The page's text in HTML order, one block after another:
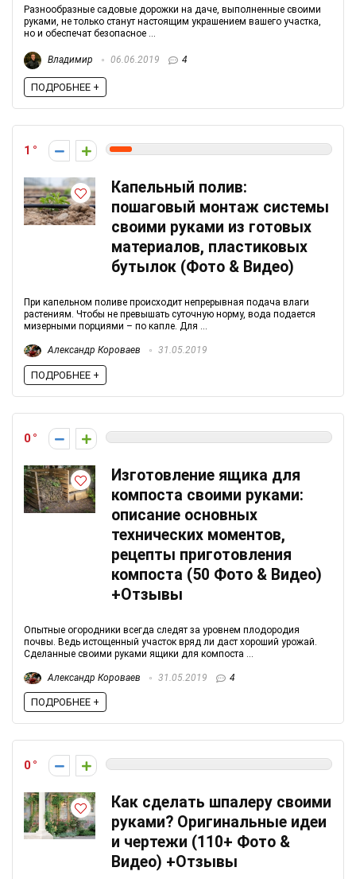
Разнообразные садовые дорожки на даче, выполненные своими
руками, не только станут настоящим украшением вашего участка,
но и обеспечат безопасное ...
Владимир 06.06.2019 4
ПОДРОБНЕЕ +
1
Капельный полив:
пошаговый монтаж системы
своими руками из готовых
материалов, пластиковых
бутылок (Фото & Видео)
При капельном поливе происходит непрерывная подача влаги
растениям. Чтобы не превышать суточную норму, вода подается
мизерными порциями – по капле. Для ...
Александр Короваев 31.05.2019
ПОДРОБНЕЕ +
0
Изготовление ящика для
компоста своими руками:
описание основных
технических моментов,
рецепты приготовления
компоста (50 Фото & Видео)
+Отзывы
Опытные огородники всегда следят за уровнем плодородия
почвы. Ведь истощенный участок вряд ли даст хороший урожай.
Сделанные своими руками ящики для компоста ...
Александр Короваев 31.05.2019 4
ПОДРОБНЕЕ +
0
Как сделать шпалеру своими
руками? Оригинальные идеи
и чертежи (110+ Фото &
Видео) +Отзывы